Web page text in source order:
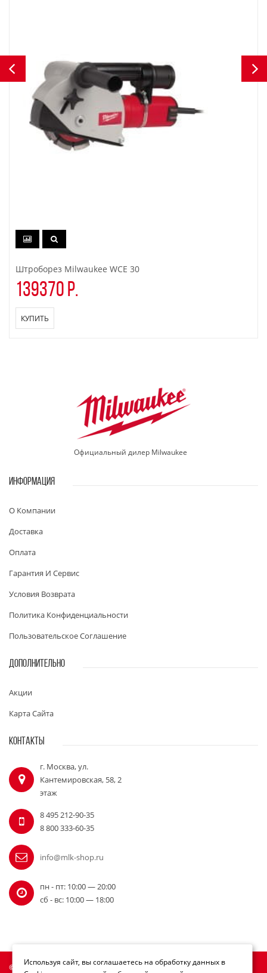
Штроборез Milwaukee WCE 30
139370 р.
КУПИТЬ
Официальный дилер Milwaukee
ИНФОРМАЦИЯ
О Компании
Доставка
Оплата
Гарантия И Сервис
Условия Возврата
Политика Конфиденциальности
Пользовательское Соглашение
ДОПОЛНИТЕЛЬНО
Акции
Карта Сайта
КОНТАКТЫ
г. Москва, ул.
Кантемировская, 58, 2
этаж
8 495 212-90-35
8 800 333-60-35
info@mlk-shop.ru
пн - пт: 10:00 — 20:00
сб - вс: 10:00 — 18:00
© Официальный дилер Milwaukee 2010 - 2026
Используя сайт, вы соглашаетесь на обработку данных в